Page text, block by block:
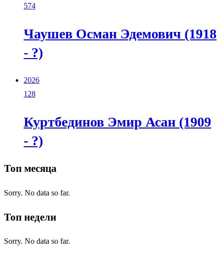
574
Чаушев Осман Эдемович (1918
- ?)
2026
128
Куртбединов Эмир Асан (1909
- ?)
Топ месяца
Sorry. No data so far.
Топ недели
Sorry. No data so far.